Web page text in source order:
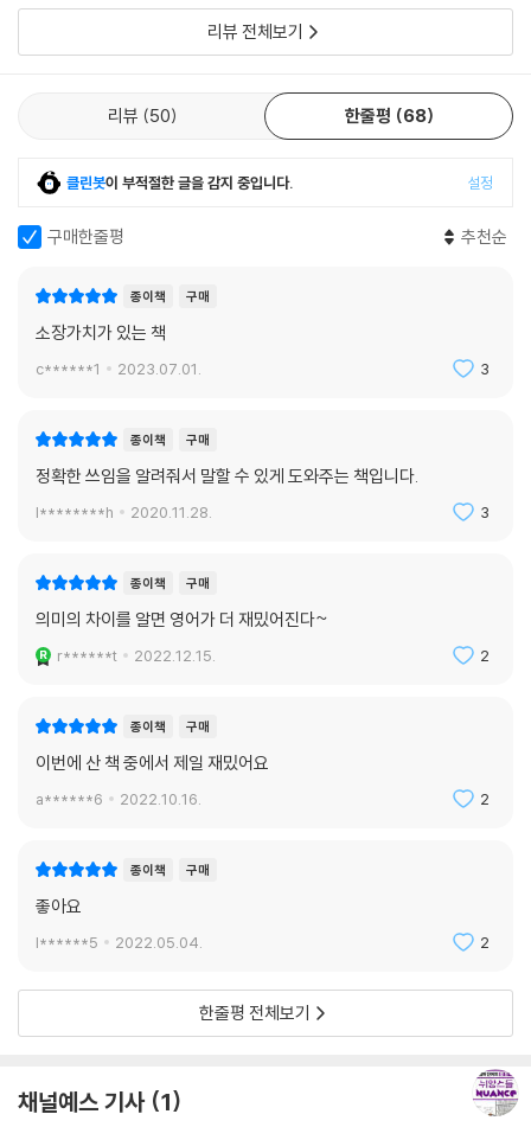
14 갑작스러운, 급작스러운 sudden vs. unexpected
15 나중에, 그 후에 later vs. afterwards
17 정확한 exact vs. precise
18 날카로운, 예리한 sharp vs. keen
19 거짓의, 가짜의 false vs. fake
20 자연의, 자연스러운 natural vs. pure
친구와 관련된 단어 뉘앙스
CHAPTER 4 비격식체와 격식체의 그 오묘한 뉘앙스
2 어려운, 힘든
3 쉬운
6 멍청한, 어설픈 .
7 뽐내는, 잘난 체하는
8 화난, 성난 .
11 게으른, 느긋한, 나태한
12 행복한, 기쁜
13 슬픈, 우울한
16 싫어하다
17 귀찮게 하다, 짜증나게 하다
18 굉장한, 훌륭한
요람에서 무덤까지 (FROM THE CRADLE TO THE GRAVE) 연령대별
사람 표현하는 방법
INDEX 색인
리뷰 전체보기
리뷰 50 한줄평 68
클린봇이 부적절한 글을 감지 중입니다. 설정
구매한줄평 추천순
종이책 구매
소장가치가 있는 책
c******1 2023.07.01. 3
종이책 구매
정확한 쓰임을 알려줘서 말할 수 있게 도와주는 책입니다.
l********h 2020.11.28. 3
종이책 구매
의미의 차이를 알면 영어가 더 재밌어진다~
r******t 2022.12.15. 2
종이책 구매
이번에 산 책 중에서 제일 재밌어요
a******6 2022.10.16. 2
종이책 구매
좋아요
l******5 2022.05.04. 2
한줄평 전체보기
채널예스 기사 1